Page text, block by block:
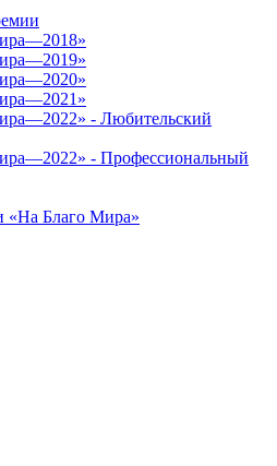
- Любительский
- Профессиональный
«На Благо Мира»